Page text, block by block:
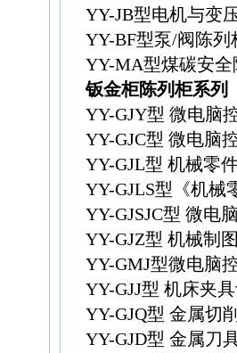
YY-JB型电机与变
YY-BF型泵/阀陈列
YY-MA型煤碳安全
钣金柜陈列柜系列
YY-GJY型 微电脑
YY-GJC型 微电脑
YY-GJL型 机械零
YY-GJLS型《机械
YY-GJSJC型 微电
YY-GJZ型 机械制
YY-GMJ型微电脑
YY-GJJ型 机床夹
YY-GJQ型 金属切
YY-GJD型 金属刀